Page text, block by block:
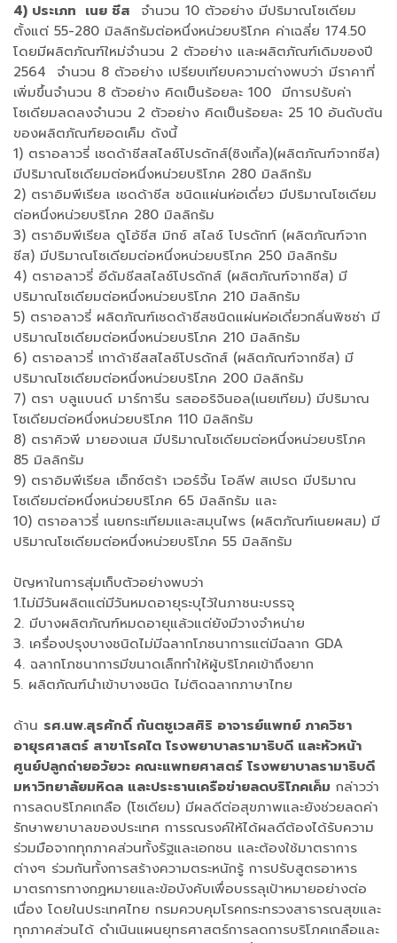
4) ประเภท เนย ชีส จำนวน 10 ตัวอย่าง มีปริมาณโซเดียม
ตั้งแต่ 55-280 มิลลิกรัมต่อหนึ่งหน่วยบริโภค ค่าเฉลี่ย 174.50
โดยมีผลิตภัณฑ์ใหม่จำนวน 2 ตัวอย่าง และผลิตภัณฑ์เดิมของปี
2564 จำนวน 8 ตัวอย่าง เปรียบเทียบความต่างพบว่า มีราคาที่
เพิ่มขึ้นจำนวน 8 ตัวอย่าง คิดเป็นร้อยละ 100 มีการปรับค่า
โซเดียมลดลงจำนวน 2 ตัวอย่าง คิดเป็นร้อยละ 25 10 อันดับต้น
ของผลิตภัณฑ์ยอดเค็ม ดังนี้
1) ตราอลาวรี่ เชดด้าชีสสไลซ์โปรดักส์(ซิงเกิ้ล)(ผลิตภัณฑ์จากชีส)
มีปริมาณโซเดียมต่อหนึ่งหน่วยบริโภค 280 มิลลิกรัม
2) ตราอิมพีเรียล เชดด้าชีส ชนิดแผ่นห่อเดี่ยว มีปริมาณโซเดียม
ต่อหนึ่งหน่วยบริโภค 280 มิลลิกรัม
3) ตราอิมพีเรียล ดูโอ้ชีส มิกซ์ สไลซ์ โปรดักท์ (ผลิตภัณฑ์จาก
ชีส) มีปริมาณโซเดียมต่อหนึ่งหน่วยบริโภค 250 มิลลิกรัม
4) ตราอลาวรี่ อีดัมชีสสไลซ์โปรดักส์ (ผลิตภัณฑ์จากชีส) มี
ปริมาณโซเดียมต่อหนึ่งหน่วยบริโภค 210 มิลลิกรัม
5) ตราอลาวรี่ ผลิตภัณฑ์เชดด้าชีสชนิดแผ่นห่อเดี่ยวกลิ่นพิซซ่า มี
ปริมาณโซเดียมต่อหนึ่งหน่วยบริโภค 210 มิลลิกรัม
6) ตราอลาวรี่ เกาด้าชีสสไลซ์โปรดักส์ (ผลิตภัณฑ์จากชีส) มี
ปริมาณโซเดียมต่อหนึ่งหน่วยบริโภค 200 มิลลิกรัม
7) ตรา บลูแบนด์ มาร์การีน รสออริจินอล(เนยเทียม) มีปริมาณ
โซเดียมต่อหนึ่งหน่วยบริโภค 110 มิลลิกรัม
8) ตราคิวพี มายองเนส มีปริมาณโซเดียมต่อหนึ่งหน่วยบริโภค
85 มิลลิกรัม
9) ตราอิมพีเรียล เอ็กซ์ตร้า เวอร์จิ้น โอลีฟ สเปรด มีปริมาณ
โซเดียมต่อหนึ่งหน่วยบริโภค 65 มิลลิกรัม และ
10) ตราอลาวรี่ เนยกระเทียมและสมุนไพร (ผลิตภัณฑ์เนยผสม) มี
ปริมาณโซเดียมต่อหนึ่งหน่วยบริโภค 55 มิลลิกรัม
ปัญหาในการสุ่มเก็บตัวอย่างพบว่า
1.ไม่มีวันผลิตแต่มีวันหมดอายุระบุไว้ในภาชนะบรรจุ
2. มีบางผลิตภัณฑ์หมดอายุแล้วแต่ยังมีวางจำหน่าย
3. เครื่องปรุงบางชนิดไม่มีฉลากโภชนาการแต่มีฉลาก GDA
4. ฉลากโภชนาการมีขนาดเล็กทำให้ผู้บริโภคเข้าถึงยาก
5. ผลิตภัณฑ์นำเข้าบางชนิด ไม่ติดฉลากภาษาไทย
ด้าน รศ.นพ.สุรศักดิ์ กันตชูเวสศิริ อาจารย์แพทย์ ภาควิชา
อายุรศาสตร์ สาขาโรคไต โรงพยาบาลรามาธิบดี และหัวหน้า
ศูนย์ปลูกถ่ายอวัยวะ คณะแพทยศาสตร์ โรงพยาบาลรามาธิบดี
มหาวิทยาลัยมหิดล และประธานเครือข่ายลดบริโภคเค็ม กล่าวว่า
การลดบริโภคเกลือ (โซเดียม) มีผลดีต่อสุขภาพและยังช่วยลดค่า
รักษาพยาบาลของประเทศ การรณรงค์ให้ได้ผลดีต้องได้รับความ
ร่วมมือจากทุกภาคส่วนทั้งรัฐและเอกชน และต้องใช้มาตราการ
ต่างๆ ร่วมกันทั้งการสร้างความตระหนักรู้ การปรับสูตรอาหาร
มาตรการทางกฏหมายและข้อบังคับเพื่อบรรลุเป้าหมายอย่างต่อ
เนื่อง โดยในประเทศไทย กรมควบคุมโรคกระทรวงสาธารณสุขและ
ทุกภาคส่วนได้ ดำเนินแผนยุทธศาสตร์การลดการบริโภคเกลือและ